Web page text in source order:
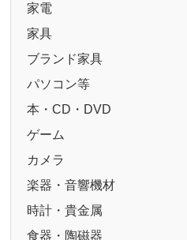
家電
家具
ブランド家具
パソコン等
本・CD・DVD
ゲーム
カメラ
楽器・音響機材
時計・貴金属
食器・陶磁器